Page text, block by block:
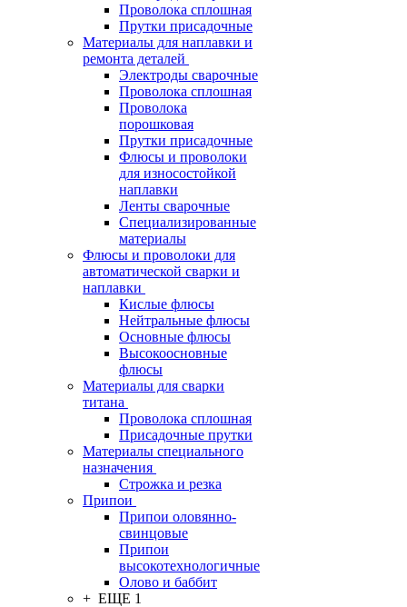
Проволока сплошная
Прутки присадочные
Материалы для наплавки и
ремонта деталей
Электроды сварочные
Проволока сплошная
Проволока
порошковая
Прутки присадочные
Флюсы и проволоки
для износостойкой
наплавки
Ленты сварочные
Специализированные
материалы
Флюсы и проволоки для
автоматической сварки и
наплавки
Кислые флюсы
Нейтральные флюсы
Основные флюсы
Высокоосновные
флюсы
Материалы для сварки
титана
Проволока сплошная
Присадочные прутки
Материалы специального
назначения
Строжка и резка
Припои
Припои оловянно-
свинцовые
Припои
высокотехнологичные
Олово и баббит
+ ЕЩЕ 1